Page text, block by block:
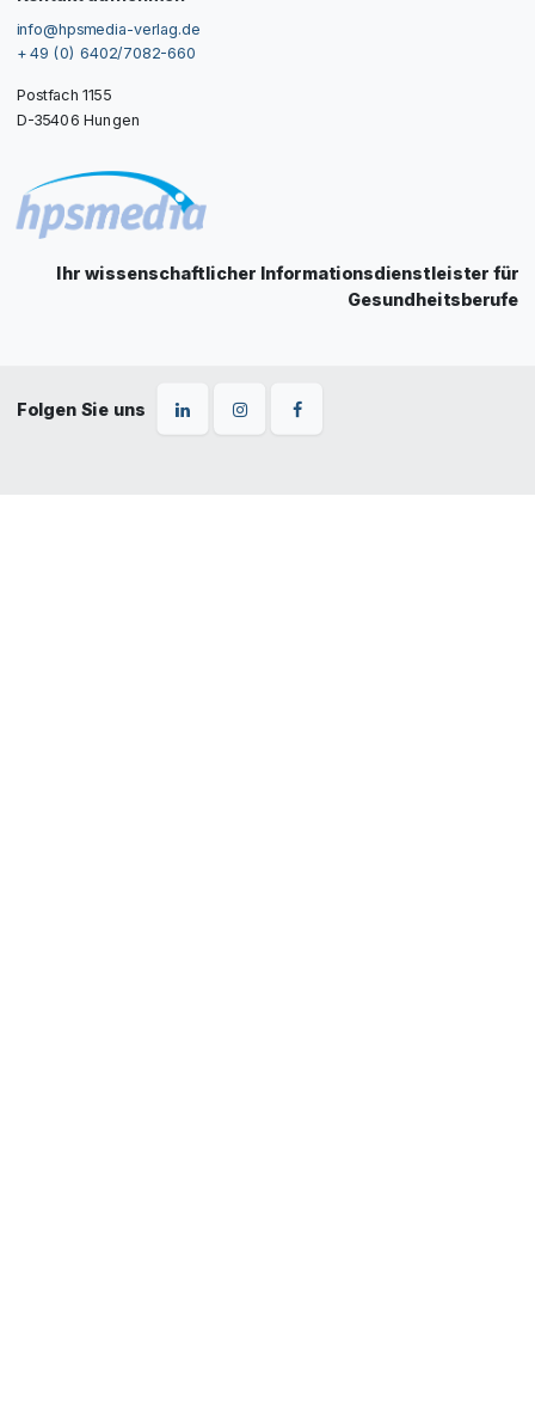
info@hpsmedia-verlag.de
+ 49 (0) 6402/7082-660
Postfach 1155
D-35406 Hungen
Ihr wissenschaftlicher Informationsdienstleister für
Gesundheitsberufe
Folgen Sie uns